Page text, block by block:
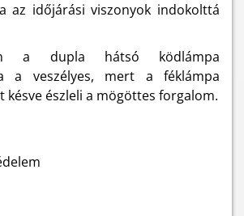
az időjárási viszonyok indokolttá
a dupla hátsó ködlámpa
a veszélyes, mert a féklámpa
késve észleli a mögöttes forgalom.